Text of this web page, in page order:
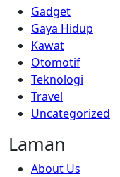
Gadget
Gaya Hidup
Kawat
Otomotif
Teknologi
Travel
Uncategorized
Laman
About Us